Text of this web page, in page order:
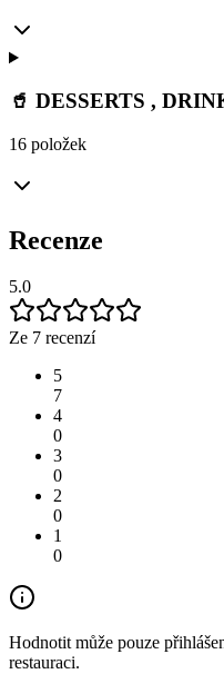
🥤 DESSERTS ,
16 položek
Recenze
5.0
Ze 7 recenzí
5
7
4
0
3
0
2
0
1
0
Hodnotit může pouze
restauraci.